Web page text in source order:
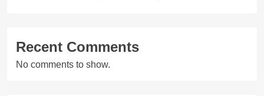
Recent Comments
No comments to show.